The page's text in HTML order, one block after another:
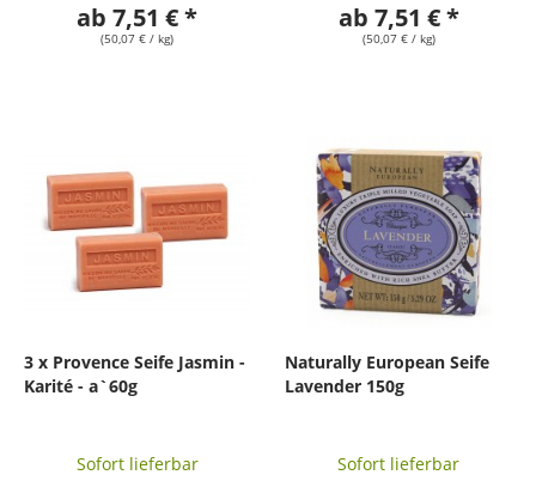
ab 7,51 € *
(50,07 € / kg)
ab 7,51 € *
(50,07 € / kg)
3 x Provence Seife Jasmin -
Karité - a`60g
Sofort lieferbar
Naturally European Seife
Lavender 150g
Sofort lieferbar